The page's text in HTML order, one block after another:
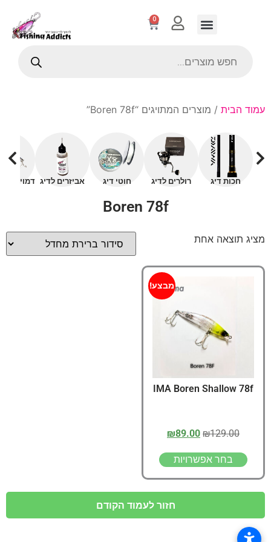
0
עמוד הבית / מוצרים המתויגים “Boren 78f”
חכות דיג רולרים לדיג חוטי דיג אביזרים לדיג דמויים
Boren 78f
מציג תוצאה אחת
מבצע!
IMA Boren Shallow 78f
₪129.00
₪89.00
בחר אפשרויות
חזור לעמוד הקודם